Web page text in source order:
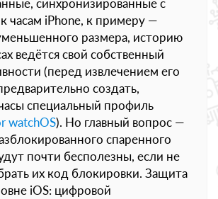
синхронизированные с
часам iPhone, к примеру —
размера, историю
ведётся свой собственный
(перед извлечением его
создать,
специальный профиль
watchOS). Но главный вопрос —
спаренного
почти бесполезны, если не
их код блокировки. Защита
iOS: цифровой